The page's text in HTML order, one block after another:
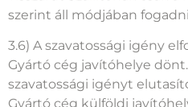
visszárut Szállítónak csak a
3.6) A szavatossági igény
Gyártó cég javítóhelye
szavatossági igényt